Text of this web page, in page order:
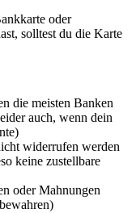
oder
solltest du die Karte
die meisten Banken
auch, wenn dein
widerrufen werden
keine zustellbare
oder Mahnungen